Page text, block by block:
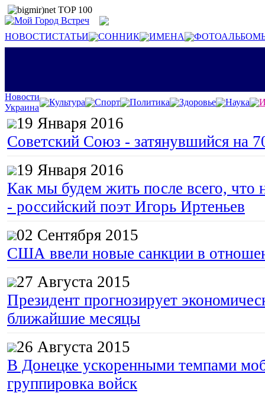
НОВОСТИСТАТЬИ СОННИК ИМЕНА
Новости
Украина
Культура Спорт Политика Здоровье Наука
19 Января 2016
Советский Союз - затянувшийся на
19 Января 2016
Как мы будем жить после всего, что
- российский поэт Игорь Иртеньев
02 Сентября 2015
США ввели новые санкции в
27 Августа 2015
Президент прогнозирует
ближайшие месяцы
26 Августа 2015
В Донецке ускоренными темпами
группировка войск